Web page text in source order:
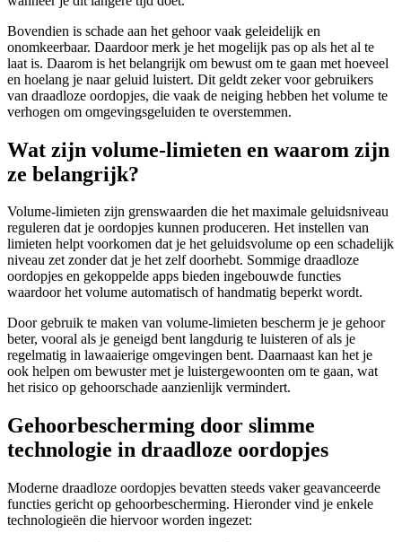
Bovendien is schade aan het gehoor vaak geleidelijk en
onomkeerbaar. Daardoor merk je het mogelijk pas op als het al te
laat is. Daarom is het belangrijk om bewust om te gaan met hoeveel
en hoelang je naar geluid luistert. Dit geldt zeker voor gebruikers
van draadloze oordopjes, die vaak de neiging hebben het volume te
verhogen om omgevingsgeluiden te overstemmen.
Wat zijn volume-limieten en waarom zijn
ze belangrijk?
Volume-limieten zijn grenswaarden die het maximale geluidsniveau
reguleren dat je oordopjes kunnen produceren. Het instellen van
limieten helpt voorkomen dat je het geluidsvolume op een schadelijk
niveau zet zonder dat je het zelf doorhebt. Sommige draadloze
oordopjes en gekoppelde apps bieden ingebouwde functies
waardoor het volume automatisch of handmatig beperkt wordt.
Door gebruik te maken van volume-limieten bescherm je je gehoor
beter, vooral als je geneigd bent langdurig te luisteren of als je
regelmatig in lawaaierige omgevingen bent. Daarnaast kan het je
ook helpen om bewuster met je luistergewoonten om te gaan, wat
het risico op gehoorschade aanzienlijk vermindert.
Gehoorbescherming door slimme
technologie in draadloze oordopjes
Moderne draadloze oordopjes bevatten steeds vaker geavanceerde
functies gericht op gehoorbescherming. Hieronder vind je enkele
technologieën die hiervoor worden ingezet: